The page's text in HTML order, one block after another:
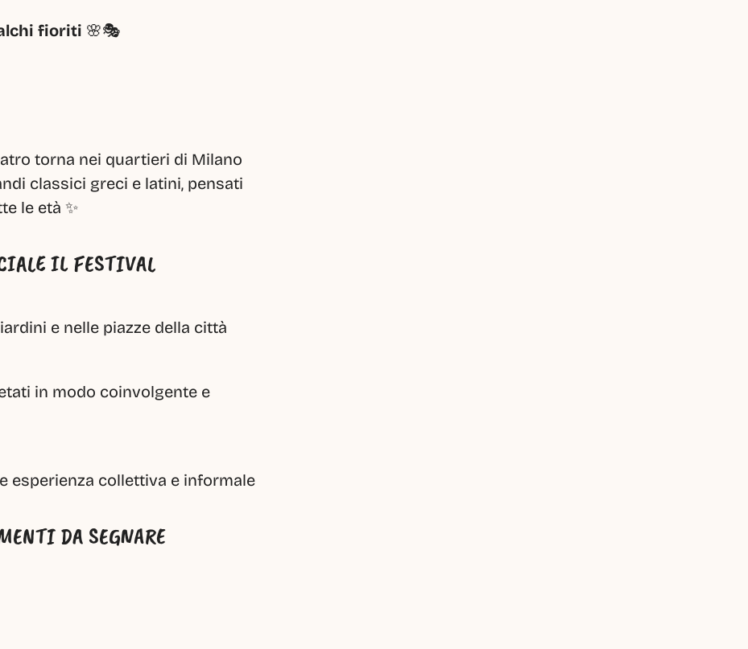
fioriti 🌸🎭
torna nei quartieri di Milano
classici greci e latini, pensati
le età ✨
IL FESTIVAL
e nelle piazze della città
in modo coinvolgente e
esperienza collettiva e informale
DA SEGNARE